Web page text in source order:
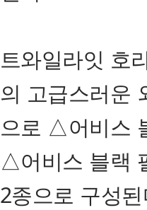
트와일라잇 호
의 고급스러운
으로 △어비스
△어비스 블랙
2종으로 구성